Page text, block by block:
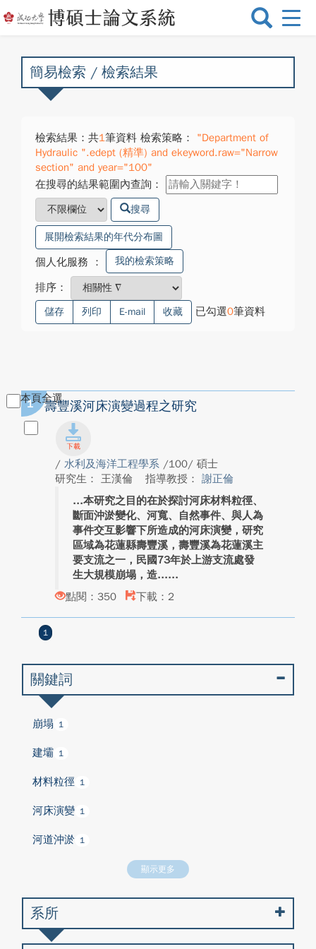
選
換
簡易檢索 / 檢索結果
檢索結果：共1筆資料 檢索策略：
"Department of
Hydraulic ".edept (精準) and ekeyword.raw="Narrow
section" and year="100"
在搜尋的結果範圍內查詢：
搜尋
展開檢索結果的年代分布圖
個人化服務 ： 我的檢索策略
排序：
儲存 列印 E-mail 收藏 已勾選0筆資料
本頁全選
1 壽豐溪河床演變過程之研究
/ 水利及海洋工程學系 /100/ 碩士
研究生： 王漢倫
指導教授： 謝正倫
本研究之目的在於探討河床材料粒徑、
斷面沖淤變化、河寬、自然事件、與人為
事件交互影響下所造成的河床演變，研究
區域為花蓮縣壽豐溪，壽豐溪為花蓮溪主
要支流之一，民國73年於上游支流處發
生大規模崩塌，造...
點閱：350
下載：2
1
關鍵詞
崩塌 1
建壩 1
材料粒徑 1
河床演變 1
河道沖淤 1
顯示更多
系所